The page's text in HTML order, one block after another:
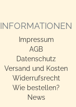
INFORMATIONEN
Impressum
AGB
Datenschutz
Versand und Kosten
Widerrufsrecht
Wie bestellen?
News